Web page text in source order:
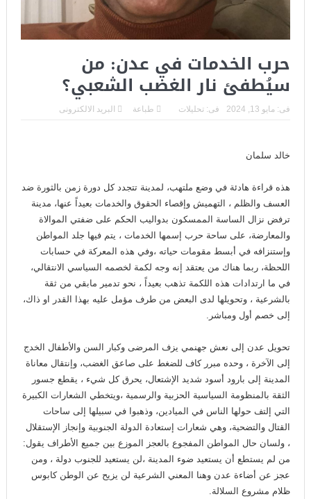
حرب الخدمات في عدن: من
سيُطفئ نار الغضب الشعبي؟
فى: مايو 13, 2024 فى: تحليلات طباعة البريد الالكترونى
خالد سلمان
هذه قراءة هادئة في وضع ملتهب، لمدينة تتجدد كل دورة زمن بالثورة ضد
العسف والظلم ، التهميش وإقصاء الحقوق والخدمات بعيداً عنها، مدينة
ترفض نزال الساسة الممسكون بدواليب الحكم على ضفتي الموالاة
والمعارضة، على ساحة حرب إسمها الخدمات ، يتم فيها جلد المواطن
وإستنزافه في أبسط مقومات حياته ،وفي هذه المعركة في حسابات
اللحظة، ربما هناك من يعتقد إنه وجه لكمة لخصمه السياسي الانتقالي،
في ما ارتدادات هذه اللكمة تذهب بعيداً ، نحو تدمير مابقي من ثقة
بالشرعية ، وتحويلها لدى البعض من طرف مؤمل عليه بهذا القدر او ذاك،
إلى خصم أول ومباشر.
تحويل عدن إلى نعش جهنمي يزف المرضى وكبار السن والأطفال الخدج
إلى الآخرة ، وحده مبرر كاف للضغط على صاعق الغضب، وإنتقال معاناة
المدينة إلى بارود أسود شديد الإشتعال، يحرق كل شيء ، يقطع جسور
الثقة بالمنظومة السياسية الحزبية والرسمية ،ويتخطي الشعارات الكبيرة
التي إلتف حولها الناس في الميادين، وذهبوا في سبيلها إلى ساحات
القتال والتضحية، وهي شعارات إستعادة الدولة الجنوبية وإنجاز الإستقلال
، ولسان حال المواطن المفجوع بالعجز الموزع بين جميع الأطراف يقول:
من لم يستطع أن يستعيد ضوء المدينة ،لن يستعيد للجنوب دولة ، ومن
عجز عن أضاءة عدن وهنا المعني الشرعية لن يزيح عن الوطن كابوس
ظلام مشروع السلالة.